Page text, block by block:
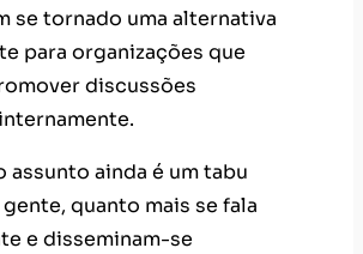
se tornado uma alternativa
para organizações que
discussões
assunto ainda é um tabu
quanto mais se fala
e disseminam-se